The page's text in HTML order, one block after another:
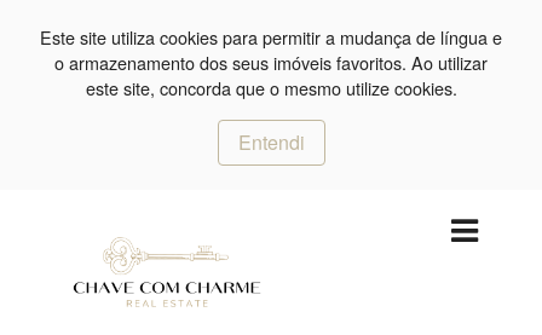
Este site utiliza cookies para permitir a mudança de língua e
o armazenamento dos seus imóveis favoritos. Ao utilizar
este site, concorda que o mesmo utilize cookies.
Entendi